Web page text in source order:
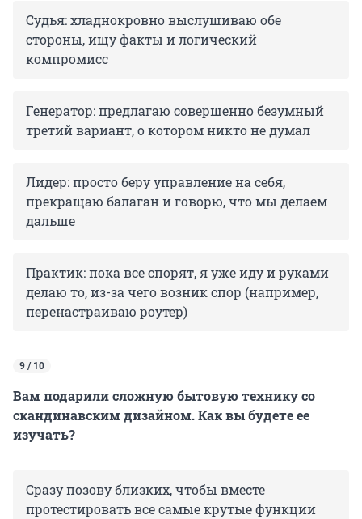
Судья: хладнокровно выслушиваю обе
стороны, ищу факты и логический
компромисс
Генератор: предлагаю совершенно безумный
третий вариант, о котором никто не думал
Лидер: просто беру управление на себя,
прекращаю балаган и говорю, что мы делаем
дальше
Практик: пока все спорят, я уже иду и руками
делаю то, из-за чего возник спор (например,
перенастраиваю роутер)
9 / 10
Вам подарили сложную бытовую технику со
скандинавским дизайном. Как вы будете ее
изучать?
Сразу позову близких, чтобы вместе
протестировать все самые крутые функции